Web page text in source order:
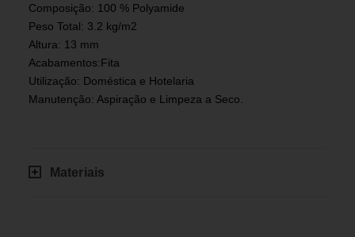
Composição: 100 % Polyamide
Peso Total: 3.2 kg/m2
Altura: 13 mm
Acabamentos:Fita
Utilização: Doméstica e Hotelaria
Manutenção: Aspiração e Limpeza a Seco.
Materiais